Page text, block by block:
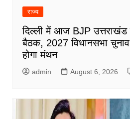
राज्य
दिल्ली में आज BJP
बैठक, 2027 विधानसभा
होगा मंथन
admin August 6, 2026